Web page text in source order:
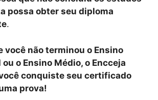
possa obter seu diploma
.
você não terminou o Ensino
o Ensino Médio, o Encceja
conquiste seu certificado
prova!